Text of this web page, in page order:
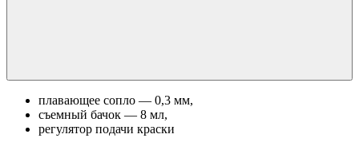
плавающее сопло — 0,3 мм,
съемный бачок — 8 мл,
регулятор подачи краски